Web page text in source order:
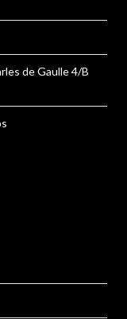
de Gaulle 4/B